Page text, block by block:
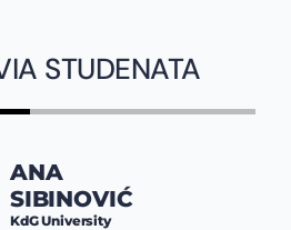
STUDENATA
ANA
SIBINOVIĆ
KdG University